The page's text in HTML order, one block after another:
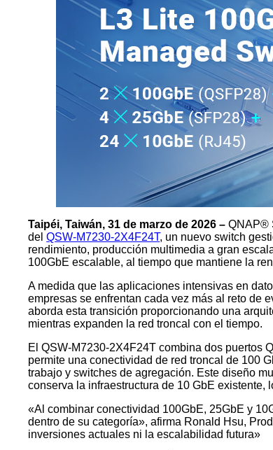
Taipéi, Taiwán, 31 de marzo de 2026 – QNAP®
delQSW-M7230-2X4F24T, un nuevo switch
rendimiento, producción multimedia a gran
100GbE escalable, al tiempo que mantiene la
A medida que las aplicaciones intensivas en
empresas se enfrentan cada vez más al reto de
aborda esta transición proporcionando una
mientras expanden la red troncal con el tiempo.
El QSW-M7230-2X4F24T combina dos puertos
permite una conectividad de red troncal de 100
trabajo y switches de agregación. Este diseño
conserva la infraestructura de 10 GbE
«Al combinar conectividad 100GbE, 25GbE y
dentro de su categoría», afirma Ronald Hsu,
inversiones actuales ni la escalabilidad futura»